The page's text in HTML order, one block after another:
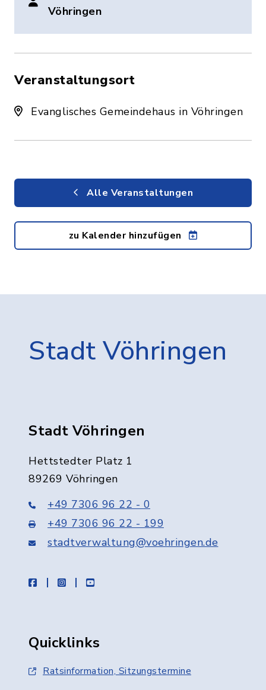
Vöhringen
Veranstaltungsort
Evanglisches Gemeindehaus in Vöhringen
Alle Veranstaltungen
zu Kalender hinzufügen
Stadt Vöhringen
Stadt Vöhringen
Hettstedter Platz 1
89269 Vöhringen
+49 7306 96 22 - 0
+49 7306 96 22 - 199
stadtverwaltung@voehringen.de
facebookinstagramyoutube
Quicklinks
Ratsinformation, Sitzungstermine